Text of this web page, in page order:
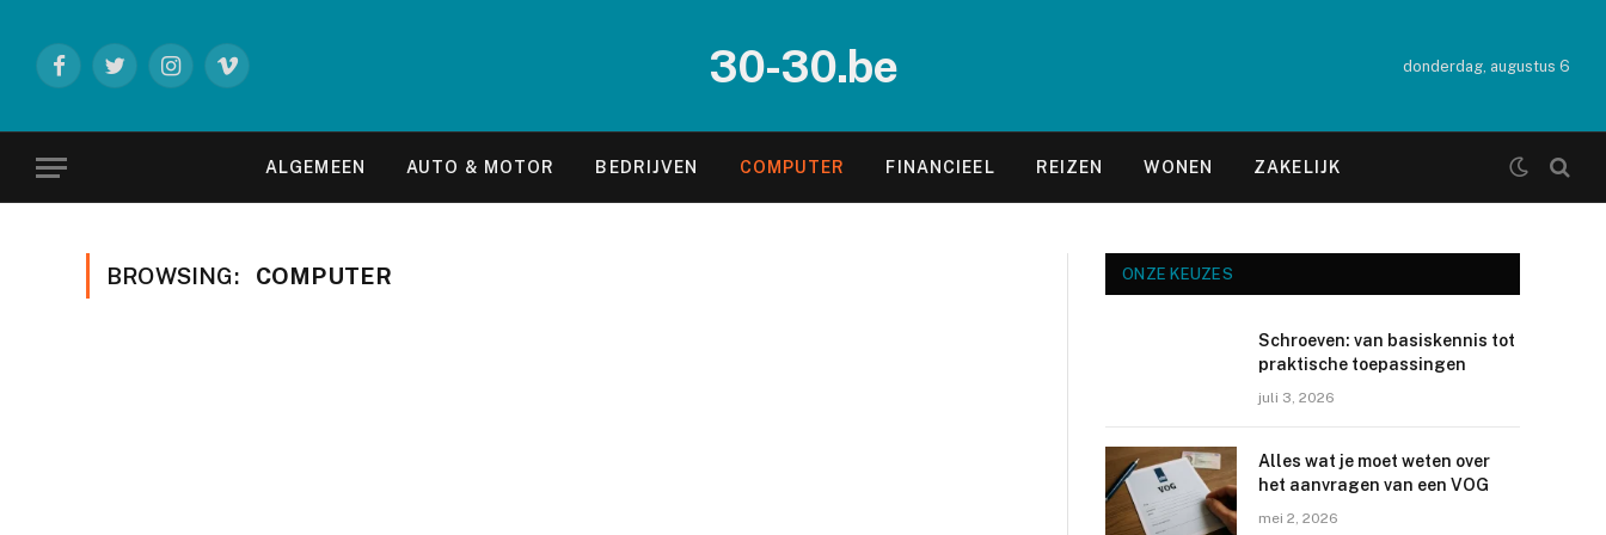
FacebookTwitterInstagram
Vimeo 30-30.be donderdag, augustus 6
ALGEMEEN AUTO & MOTOR BEDRIJVEN COMPUTER FINANCIEEL REIZEN WONEN ZAKELIJK
BROWSING: COMPUTER ONZE KEUZES
Schroeven: van basiskennis tot
praktische toepassingen
juli 3, 2026
Alles wat je moet weten over
het aanvragen van een VOG
mei 2, 2026